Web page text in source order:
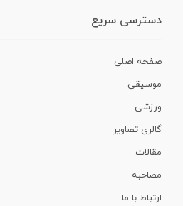
دسترسی سریع
صفحه اصلی
موسیقی
ورزشی
گالری تصاویر
مقالات
مصاحبه
ارتباط با ما